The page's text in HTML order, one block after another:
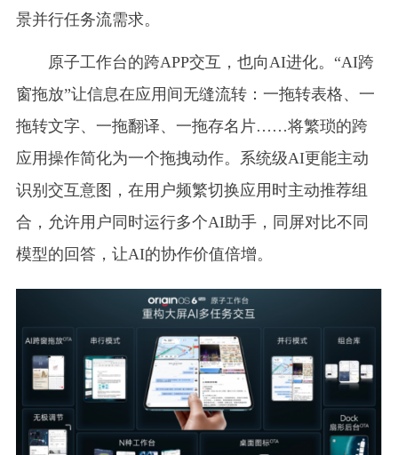
景并行任务流需求。
原子工作台的跨APP交互，也向AI进化。“AI跨
窗拖放”让信息在应用间无缝流转：一拖转表格、一
拖转文字、一拖翻译、一拖存名片……将繁琐的跨
应用操作简化为一个拖拽动作。系统级AI更能主动
识别交互意图，在用户频繁切换应用时主动推荐组
合，允许用户同时运行多个AI助手，同屏对比不同
模型的回答，让AI的协作价值倍增。